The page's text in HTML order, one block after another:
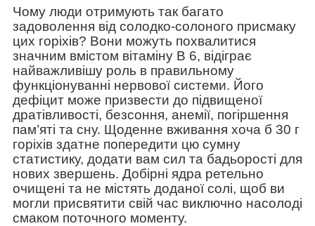
Чому люди отримують так багато
задоволення від солодко-солоного присмаку
цих горіхів? Вони можуть похвалитися
значним вмістом вітаміну В 6, відіграє
найважливішу роль в правильному
функціонуванні нервової системи. Його
дефіцит може призвести до підвищеної
дратівливості, безсоння, анемії, погіршення
пам’яті та сну. Щоденне вживання хоча б 30 г
горіхів здатне попередити цю сумну
статистику, додати вам сил та бадьорості для
нових звершень. Добірні ядра ретельно
очищені та не містять доданої солі, щоб ви
могли присвятити свій час виключно насолоді
смаком поточного моменту.